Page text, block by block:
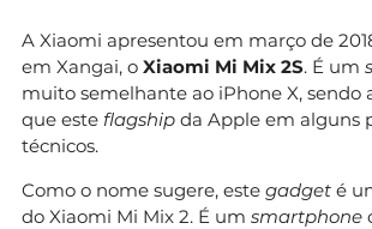
A Xiaomi apresentou em março de
em Xangai, o Xiaomi Mi Mix 2S. É um
muito semelhante ao iPhone X, sendo
que este flagship da Apple em alguns
técnicos.
Como o nome sugere, este gadget é
do Xiaomi Mi Mix 2. É um smartphone